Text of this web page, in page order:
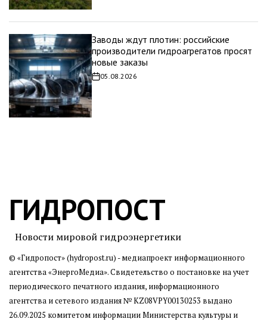
Заводы ждут плотин: российские
производители гидроагрегатов просят
новые заказы
Дата05.08.2026
ГИДРОПОСТ
Новости мировой гидроэнергетики
© «Гидропост» (hydropost.ru) - медиапроект информационного
агентства«ЭнергоМедиа». Свидетельство о постановке на учет
периодического печатного издания, информационного
агентства и сетевого издания № KZ08VPY00130253 выдано
26.09.2025 комитетом информации Министерства культуры и